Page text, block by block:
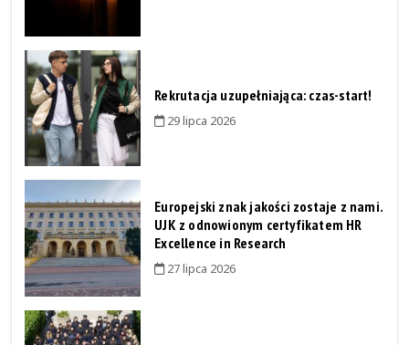
Rekrutacja uzupełniająca: czas-start!
29 lipca 2026
Europejski znak jakości zostaje z nami.
UJK z odnowionym certyfikatem HR
Excellence in Research
27 lipca 2026